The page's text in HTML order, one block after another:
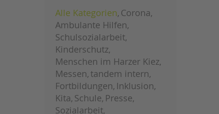
Impressum
Datenschutz
Hinweisgebersystem
Intranet
Alle Kategorien Corona
Ambulante Hilfen
Schulsozialarbeit
Kinderschutz
Menschen im Harzer Kiez
Messen tandem intern
Fortbildungen Inklusion
Kita Schule Presse
Sozialarbeit